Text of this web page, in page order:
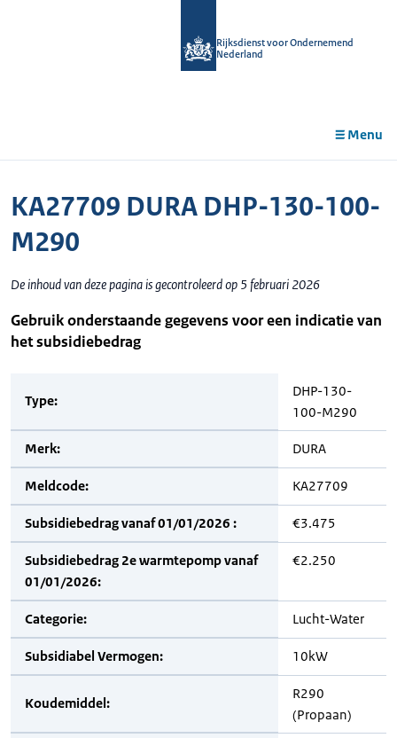
Rijksdienst voor Ondernemend
Nederland
Menu
KA27709 DURA DHP-130-100-
M290
De inhoud van deze pagina is gecontroleerd op 5 februari 2026
Gebruik onderstaande gegevens voor een indicatie van
het subsidiebedrag
Type:
DHP-130-
100-M290
Merk: DURA
Meldcode: KA27709
Subsidiebedrag vanaf 01/01/2026 : €3.475
Subsidiebedrag 2e warmtepomp vanaf
01/01/2026:
€2.250
Categorie: Lucht-Water
Subsidiabel Vermogen: 10kW
Koudemiddel:
R290
(Propaan)